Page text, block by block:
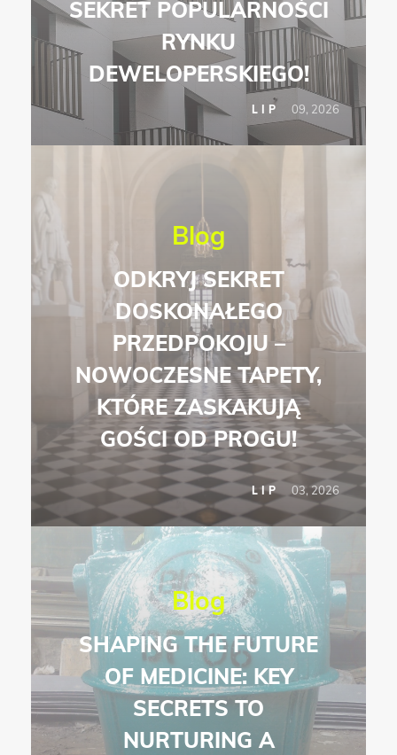
SEKRET POPULARNOŚCI
RYNKU
DEWELOPERSKIEGO!
LIP 09, 2026
Blog
ODKRYJ SEKRET
DOSKONAŁEGO
PRZEDPOKOJU –
NOWOCZESNE TAPETY,
KTÓRE ZASKAKUJĄ
GOŚCI OD PROGU!
LIP 03, 2026
Blog
SHAPING THE FUTURE
OF MEDICINE: KEY
SECRETS TO
NURTURING A